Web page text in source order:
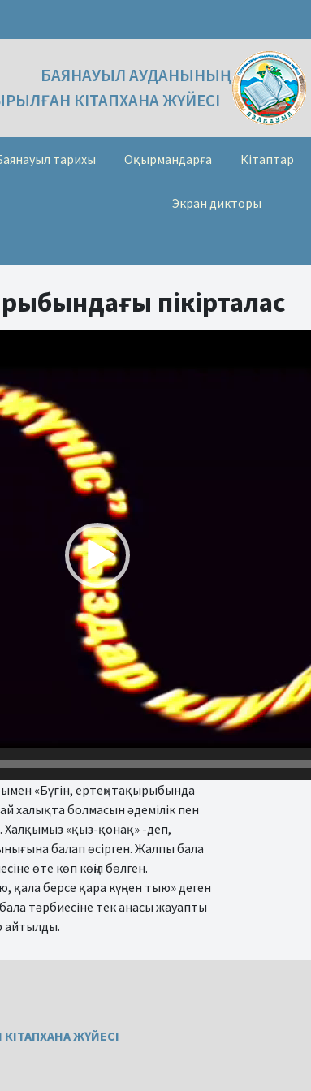
БАЯНАУЫЛ АУДАНЫНЫҢ
КІТАПХАНА ЖҮЙЕСІ
тарихы Оқырмандарға Кітаптар
Экран дикторы
пікірталас
«Бүгін, ертең» тақырыбында
халықта болмасын әдемілік пен
Халқымыз «қыз-қонақ» -деп,
балап өсірген. Жалпы бала
өте көп көңіл бөлген.
берсе қара күңнен тыю» деген
тәрбиесіне тек анасы жауапты
айтылды.
ЖҮЙЕСІ